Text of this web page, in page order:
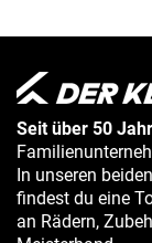
Seit über 50
In unseren
findest du eine
an Rädern,